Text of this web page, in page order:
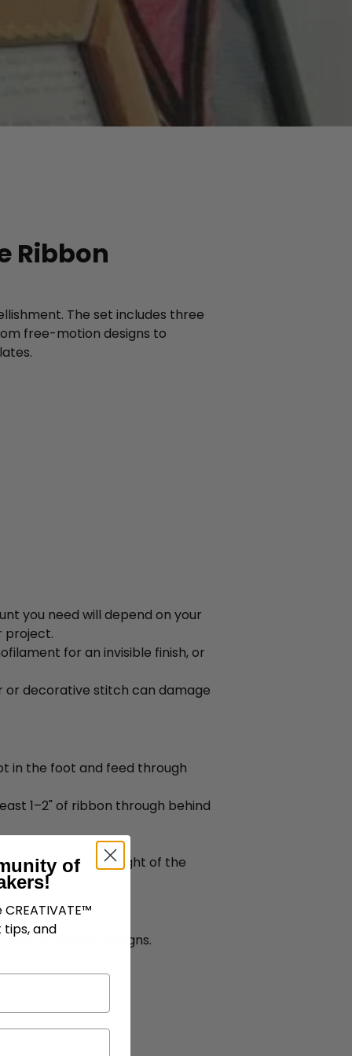
Ribbon
The set includes three
free-motion designs to
you need will depend on your
project.
for an invisible finish, or
or decorative stitch can damage
in the foot and feed through
1–2" of ribbon through behind
spool to the right of the
flowing designs.
of
and